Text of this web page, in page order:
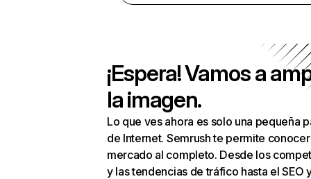
¡Espera! Vamos a
la imagen.
Lo que ves ahora es solo una pequeña
de Internet. Semrush te permite
mercado al completo. Desde los
y las tendencias de tráfico hasta el SEO